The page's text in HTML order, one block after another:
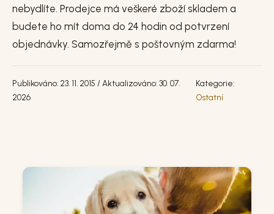
nebydlíte. Prodejce má veškeré zboží skladem a
budete ho mít doma do 24 hodin od potvrzení
objednávky. Samozřejmě s poštovným zdarma!
Publikováno: 23. 11. 2015 / Aktualizováno: 30. 07.
2026
Kategorie:
Ostatní